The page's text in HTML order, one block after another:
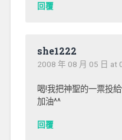
回覆
she1222
2008 年 08 月 05 日 at
喝!我把神聖的一票投
加油^^
回覆